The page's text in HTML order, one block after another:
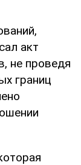
акт
не проведя
границ